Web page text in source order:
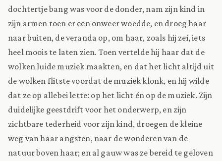
dochtertje bang was voor de donder, nam zijn kind in
zijn armen toen er een onweer woedde, en droeg haar
naar buiten, de veranda op, om haar, zoals hij zei, iets
heel moois te laten zien. Toen vertelde hij haar dat de
wolken luide muziek maakten, en dat het licht altijd uit
de wolken flitste voordat de muziek klonk, en hij wilde
dat ze op allebei lette: op het licht én op de muziek. Zijn
duidelijke geestdrift voor het onderwerp, en zijn
zichtbare tederheid voor zijn kind, droegen de kleine
weg van haar angsten, naar de wonderen van de
natuur boven haar; en al gauw was ze bereid te geloven